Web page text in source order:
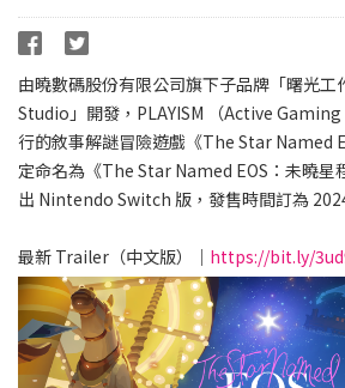
由曉數碼股份有限公司旗下子品牌「曙光
Studio」開發，PLAYISM （Active
行的敘事解謎冒險遊戲《The Star Named
定命名為《The Star Named EOS：未曉星
出 Nintendo Switch 版，發售時間訂為
最新 Trailer（中文版）｜ https://bit.ly/